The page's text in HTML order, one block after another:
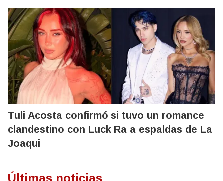
Tuli Acosta confirmó si tuvo un romance
clandestino con Luck Ra a espaldas de La
Joaqui
Últimas noticias